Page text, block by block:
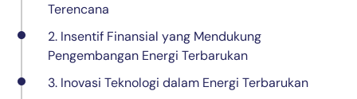
Terencana
2. Insentif Finansial yang Mendukung
Pengembangan Energi Terbarukan
3. Inovasi Teknologi dalam Energi Terbarukan